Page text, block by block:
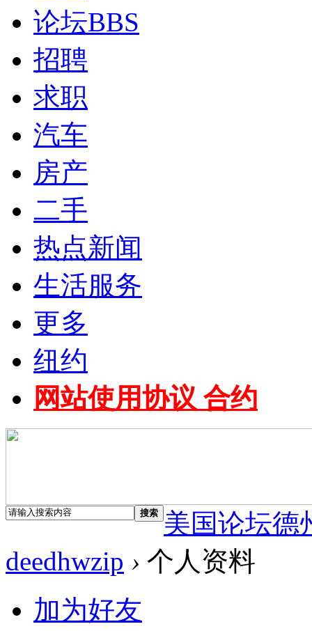
论坛BBS
招聘
求职
汽车
房产
二手
热点新闻
生活服务
更多
纽约
网站使用协议 合约
搜索
美国论坛德
deedhwzip › 个人资料
加为好友